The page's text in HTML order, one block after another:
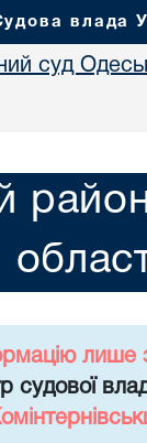
влада
суд
лише
судової